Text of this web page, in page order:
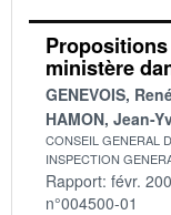
ministère
GENEVOIS,
HAMON, Jean-
CONSEIL GENERAL
INSPECTION
Rapport: févr.
n°004500-01